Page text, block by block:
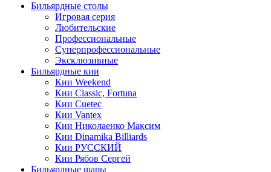
Бильярдные столы
Игровая серия
Любительские
Профессиональные
Суперпрофессиональные
Эксклюзивные
Бильярдные кии
Кии Weekend
Кии Classic, Fortuna
Кии Cuetec
Кии Vantex
Кии Николаенко Максим
Кии Dinamika Billiards
Кии РУССКИЙ
Кии Рябов Сергей
Бильярдные шары